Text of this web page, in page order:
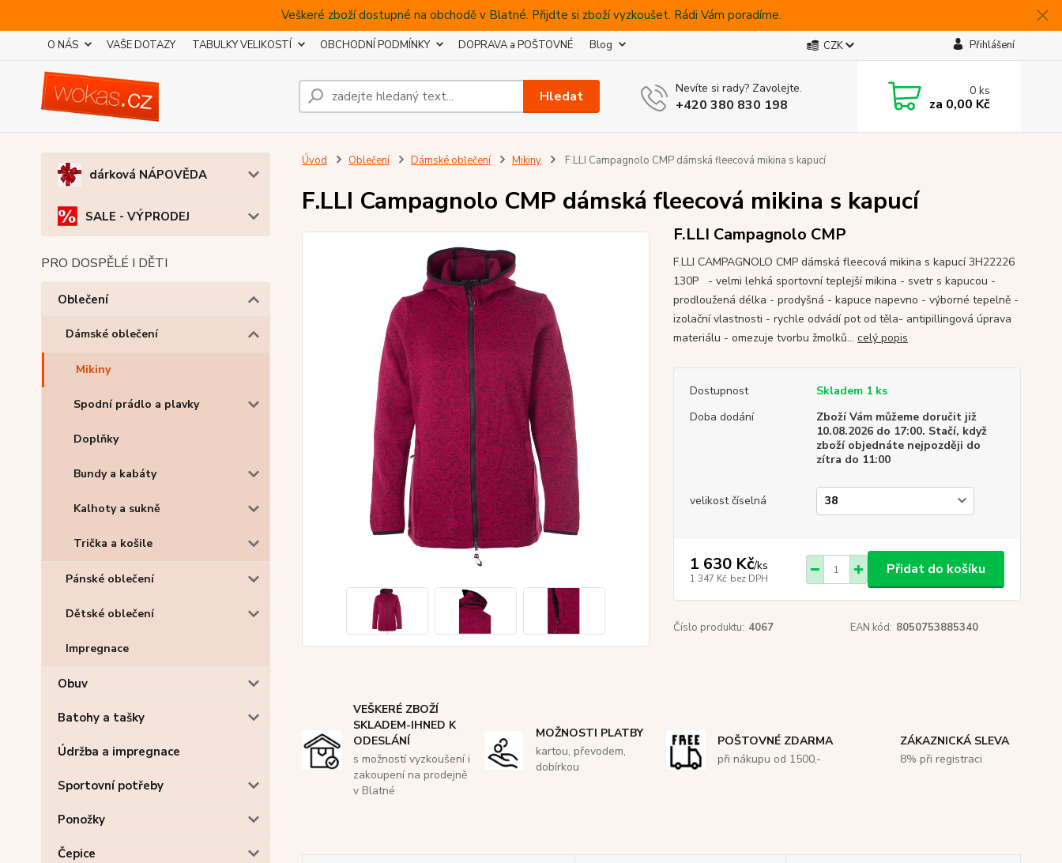
Veškeré zboží dostupné na obchodě v Blatné. Přijdte si zboží vyzkoušet. Rádi Vám poradíme.
O NÁS VAŠE DOTAZY TABULKY VELIKOSTÍ OBCHODNÍ PODMÍNKY DOPRAVA a POŠTOVNÉ Blog CZK Přihlášení
Hledat Nevíte si rady? Zavolejte.
+420 380 830 198
0ks
za 0,00 Kč
dárková NÁPOVĚDA
SALE - VÝPRODEJ
PRO DOSPĚLÉ I DĚTI
Oblečení
Dámské oblečení
Mikiny
Spodní prádlo a plavky
Doplňky
Bundy a kabáty
Kalhoty a sukně
Trička a košile
Pánské oblečení
Dětské oblečení
Impregnace
Obuv
Batohy a tašky
Údržba a impregnace
Sportovní potřeby
Ponožky
Čepice
Úvod Oblečení Dámské oblečení Mikiny F.LLI Campagnolo CMP dámská fleecová mikina s kapucí
F.LLI Campagnolo CMP dámská fleecová mikina s kapucí
F.LLI Campagnolo CMP
F.LLI CAMPAGNOLO CMP dámská fleecová mikina s kapucí 3H22226
130P - velmi lehká sportovní teplejší mikina - svetr s kapucou -
prodloužená délka - prodyšná - kapuce napevno - výborné tepelně -
izolační vlastnosti - rychle odvádí pot od těla- antipillingová úprava
materiálu - omezuje tvorbu žmolků... celý popis
Dostupnost
Skladem 1 ks
Doba dodání
Zboží Vám můžeme doručit již
10.08.2026 do 17:00. Stačí, když
zboží objednáte nejpozději do
zítra do 11:00
velikost číselná
1 630 Kč/ks
1 347 Kč bez DPH
Přidat do košíku
Číslo produktu: 4067 EAN kód: 8050753885340
VEŠKERÉ ZBOŽÍ
SKLADEM-IHNED K
ODESLÁNÍ
s možností vyzkoušení i
zakoupení na prodejně
v Blatné
MOŽNOSTI PLATBY
kartou, převodem,
dobírkou
POŠTOVNÉ ZDARMA
při nákupu od 1500,-
ZÁKAZNICKÁ SLEVA
8% při registraci